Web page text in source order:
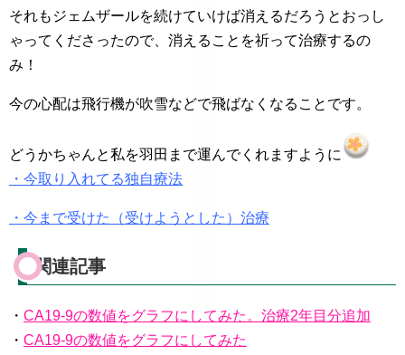
それもジェムザールを続けていけば消えるだろうとおっし
ゃってくださったので、消えることを祈って治療するの
み！
今の心配は飛行機が吹雪などで飛ばなくなることです。
どうかちゃんと私を羽田まで運んでくれますように
・今取り入れてる独自療法
・今まで受けた（受けようとした）治療
関連記事
・ CA19-9の数値をグラフにしてみた。治療2年目分追加
・ CA19-9の数値をグラフにしてみた